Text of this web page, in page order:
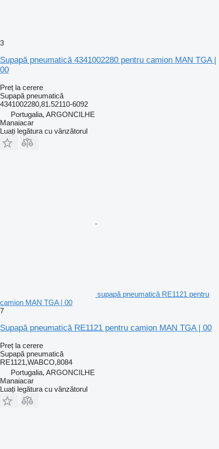
3
Supapă pneumatică 4341002280 pentru camion MAN TGA |
00
Preț la cerere
Supapă pneumatică
4341002280,81.52110-6092
Portugalia, ARGONCILHE
Manaiacar
Luați legătura cu vânzătorul
supapă pneumatică RE1121 pentru
camion MAN TGA | 00
7
Supapă pneumatică RE1121 pentru camion MAN TGA | 00
Preț la cerere
Supapă pneumatică
RE1121,WABCO,8084
Portugalia, ARGONCILHE
Manaiacar
Luați legătura cu vânzătorul